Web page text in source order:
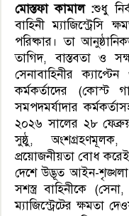
মোস্তফা কামাল :শুধু
বাহিনী
পরিষ্কার। তা
তাগিদ, বাস্তবতা ও
সেনাবাহিনীর
কর্মকর্তাদের (কোস্ট
সমপদমর্যাদার
২০২৬ সালের ২৮
সুষ্ঠু, অংশগ্রহণমূলক,
প্রয়োজনীয়তা বোধ করেই
দেশে উদ্ভূত আইন-শৃঙ্খলা
সশস্ত্র বাহিনীকে
ম্যাজিস্ট্রেটের ক্ষমতা